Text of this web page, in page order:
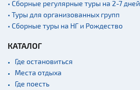
Памятники известным
людям
Монастыри
Костелы
Культурные центры
• Сборные регулярные туры на 2-7 дней
• Туры для организованных групп
• Сборные туры на НГ и Рождество
КАТАЛОГ
Где остановиться
Места отдыха
Где поесть